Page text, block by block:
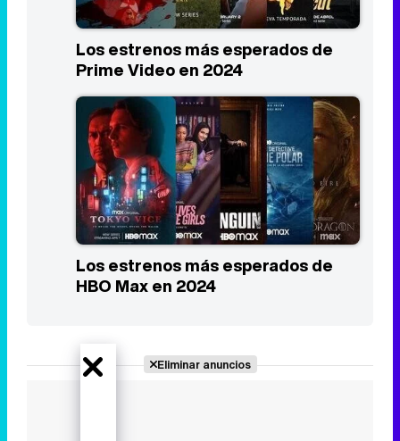
Los estrenos más esperados de
Prime Video en 2024
Los estrenos más esperados de
HBO Max en 2024
Eliminar anuncios